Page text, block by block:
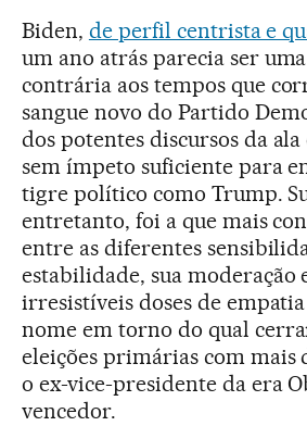
Biden, de perfil centrista e
um ano atrás parecia ser
contrária aos tempos que
sangue novo do Partido
dos potentes discursos da
sem ímpeto suficiente para
tigre político como Trump.
entretanto, foi a que mais
entre as diferentes
estabilidade, sua moderação
irresistíveis doses de
nome em torno do qual
eleições primárias com mais
o ex-vice-presidente da era
vencedor.